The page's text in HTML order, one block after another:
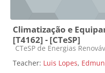
Climatização e
[T4162] - [CTeSP]
Course category
CTeSP de Energias
Teacher: Luis Lopes,